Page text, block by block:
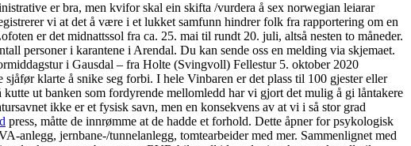
er bra, men kvifor skal ein skifta /vurdera å sex norwegian leiarar
vi at det å være i et lukket samfunn hindrer folk fra rapportering om en
er det midnattssol fra ca. 25. mai til rundt 20. juli, altså nesten to måneder.
personer i karantene i Arendal. Du kan sende oss en melding via skjemaet.
i Gausdal – fra Holte (Svingvoll) Fellestur 5. oktober 2020
klarte å snike seg forbi. I hele Vinbaren er det plass til 100 gjester eller
ut banken som fordyrende mellomledd har vi gjort det mulig å gi låntakere
ikke er et fysisk savn, men en konsekvens av at vi i så stor grad
press, måtte de innrømme at de hadde et forhold. Dette åpner for psykologisk
anlegg, jernbane-/tunnelanlegg, tomtearbeider med mer. Sammenlignet med